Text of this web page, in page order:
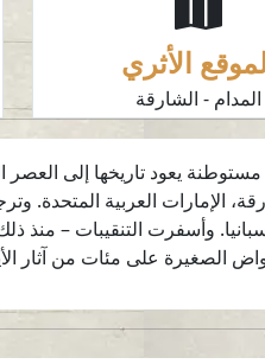
الأثري
المدام - الشارقة
وأسفرت التنقيبات –
الصغيرة على مئات من آثار